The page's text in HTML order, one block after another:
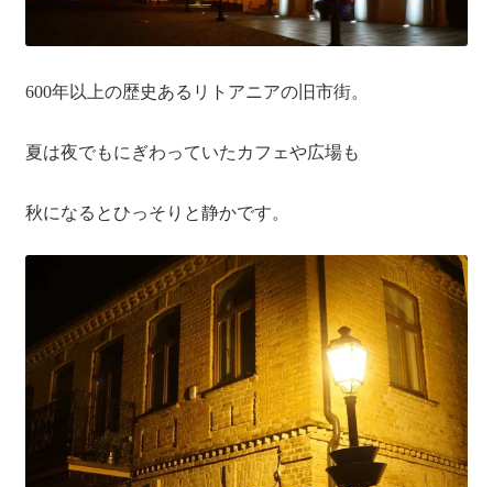
会員ページ
送料について
600年以上の歴史あるリトアニアの旧市街。
夏は夜でもにぎわっていたカフェや広場も
秋になるとひっそりと静かです。